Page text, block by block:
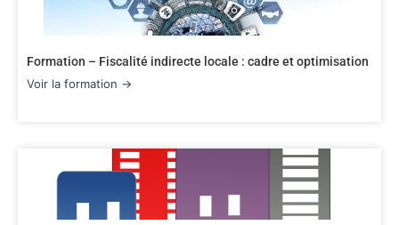
Formation – Fiscalité indirecte locale : cadre et optimisation
Voir la formation →